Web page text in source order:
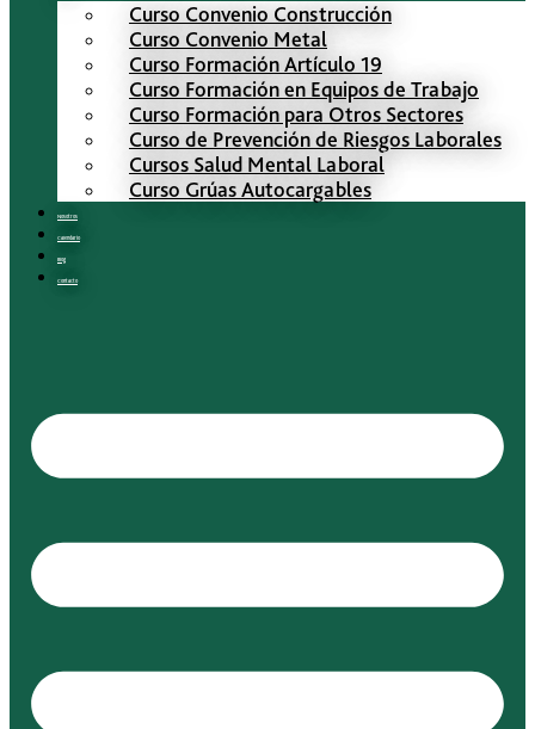
Curso Convenio Construcción
Curso Convenio Metal
Curso Formación Artículo 19
Curso Formación en Equipos de Trabajo
Curso Formación para Otros Sectores
Curso de Prevención de Riesgos Laborales
Cursos Salud Mental Laboral
Curso Grúas Autocargables
Nosotros
Calendario
Blog
Contacto